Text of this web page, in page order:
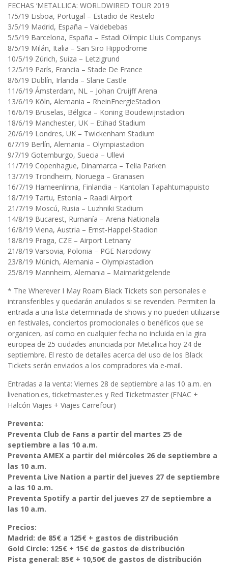
FECHAS ‘METALLICA: WORLDWIRED TOUR 2019
1/5/19 Lisboa, Portugal – Estadio de Restelo
3/5/19 Madrid, España – Valdebebas
5/5/19 Barcelona, España – Estadi Olímpic Lluis Companys
8/5/19 Milán, Italia – San Siro Hippodrome
10/5/19 Zúrich, Suiza – Letzigrund
12/5/19 París, Francia – Stade De France
8/6/19 Dublín, Irlanda – Slane Castle
11/6/19 Ámsterdam, NL – Johan Cruijff Arena
13/6/19 Köln, Alemania – RheinEnergieStadion
16/6/19 Bruselas, Bélgica – Koning Boudewijnstadion
18/6/19 Manchester, UK – Etihad Stadium
20/6/19 Londres, UK – Twickenham Stadium
6/7/19 Berlín, Alemania – Olympiastadion
9/7/19 Gotemburgo, Suecia – Ullevi
11/7/19 Copenhague, Dinamarca – Telia Parken
13/7/19 Trondheim, Noruega – Granasen
16/7/19 Hameenlinna, Finlandia – Kantolan Tapahtumapuisto
18/7/19 Tartu, Estonia – Raadi Airport
21/7/19 Moscú, Rusia – Luzhniki Stadium
14/8/19 Bucarest, Rumanía – Arena Nationala
16/8/19 Viena, Austria – Ernst-Happel-Stadion
18/8/19 Praga, CZE – Airport Letnany
21/8/19 Varsovia, Polonia – PGE Narodowy
23/8/19 Múnich, Alemania – Olympiastadion
25/8/19 Mannheim, Alemania – Maimarktgelende
* The Wherever I May Roam Black Tickets son personales e
intransferibles y quedarán anulados si se revenden. Permiten la
entrada a una lista determinada de shows y no pueden utilizarse
en festivales, conciertos promocionales o benéficos que se
organicen, así como en cualquier fecha no incluida en la gira
europea de 25 ciudades anunciada por Metallica hoy 24 de
septiembre. El resto de detalles acerca del uso de los Black
Tickets serán enviados a los compradores vía e-mail.
Entradas a la venta: Viernes 28 de septiembre a las 10 a.m. en
livenation.es, ticketmaster.es y Red Ticketmaster (FNAC +
Halcón Viajes + Viajes Carrefour)
Preventa:
Preventa Club de Fans a partir del martes 25 de
septiembre a las 10 a.m.
Preventa AMEX a partir del miércoles 26 de septiembre a
las 10 a.m.
Preventa Live Nation a partir del jueves 27 de septiembre
a las 10 a.m.
Preventa Spotify a partir del jueves 27 de septiembre a
las 10 a.m.
Precios:
Madrid: de 85€ a 125€ + gastos de distribución
Gold Circle: 125€ + 15€ de gastos de distribución
Pista general: 85€ + 10,50€ de gastos de distribución